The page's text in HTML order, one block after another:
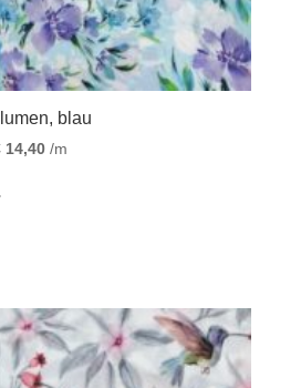
blau
14,40/m